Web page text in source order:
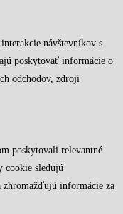
návštevníkov s
poskytovať informácie o
odchodov, zdroji
poskytovali relevantné
cookie sledujú
zhromažďujú informácie za